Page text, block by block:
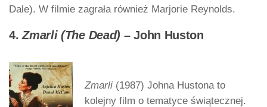
Dale). W filmie zagrała również Marjorie Reynolds.
4.Zmarli (The Dead) – John Huston
Zmarli (1987) Johna Hustona to
kolejny film o tematyce świątecznej.